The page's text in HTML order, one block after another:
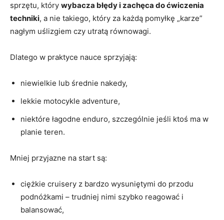
sprzętu, który wybacza błędy i zachęca do ćwiczenia
techniki, a nie takiego, który za każdą pomyłkę „karze”
nagłym uślizgiem czy utratą równowagi.
Dlatego w praktyce nauce sprzyjają:
niewielkie lub średnie nakedy,
lekkie motocykle adventure,
niektóre łagodne enduro, szczególnie jeśli ktoś ma w
planie teren.
Mniej przyjazne na start są:
ciężkie cruisery z bardzo wysuniętymi do przodu
podnóżkami – trudniej nimi szybko reagować i
balansować,